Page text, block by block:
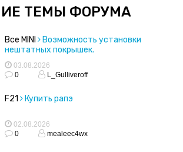
ТЕМЫ ФОРУМА
Все MINI
Возможность установки
нештатных покрышек.
03.08.2026
0
L_Gulliveroff
F21 Купить рапэ
02.08.2026
0
mealeec4wx